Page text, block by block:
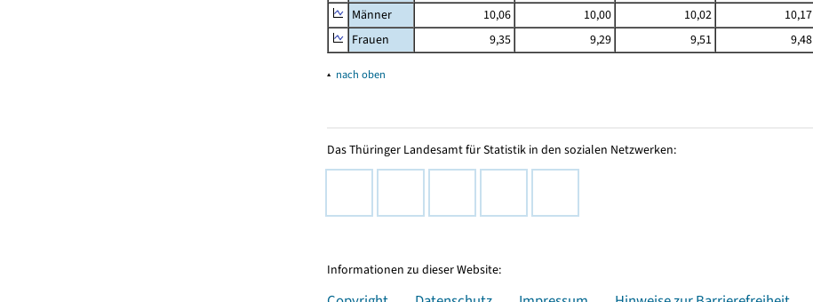
Männer
10,06 10,00 10,02 10,17
Frauen
9,35 9,29 9,51 9,48
▴ nach oben
Das Thüringer Landesamt für Statistik in den sozialen Netzwerken:
Informationen zu dieser Website: